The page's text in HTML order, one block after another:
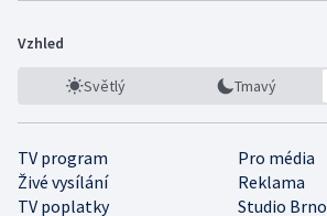
Vzhled
Světlý Tmavý
TV program
Pro média
Živé vysílání
Reklama
TV poplatky
Studio Brno